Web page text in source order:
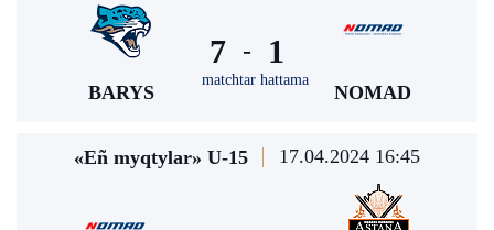
BARYS
7 -
matchtar hattama
1
NOMAD
«Eñ myqtylar» U-15 17.04.2024 16:45